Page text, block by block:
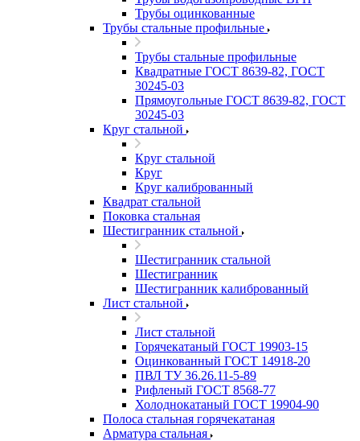
Трубы оцинкованные
Трубы стальные профильные
Трубы стальные профильные
Квадратные ГОСТ 8639-82, ГОСТ
30245-03
Прямоугольные ГОСТ 8639-82, ГОСТ
30245-03
Круг стальной
Круг стальной
Круг
Круг калиброванный
Квадрат стальной
Поковка стальная
Шестигранник стальной
Шестигранник стальной
Шестигранник
Шестигранник калиброванный
Лист стальной
Лист стальной
Горячекатаный ГОСТ 19903-15
Оцинкованный ГОСТ 14918-20
ПВЛ ТУ 36.26.11-5-89
Рифленый ГОСТ 8568-77
Холоднокатаный ГОСТ 19904-90
Полоса стальная горячекатаная
Арматура стальная